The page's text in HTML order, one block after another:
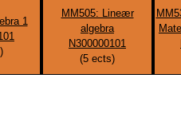
1
MM505: Lineær
algebra
N300000101
(5 ects)